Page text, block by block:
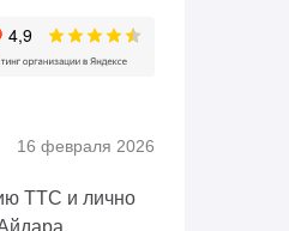
16 февраля 2026
ТТС и лично